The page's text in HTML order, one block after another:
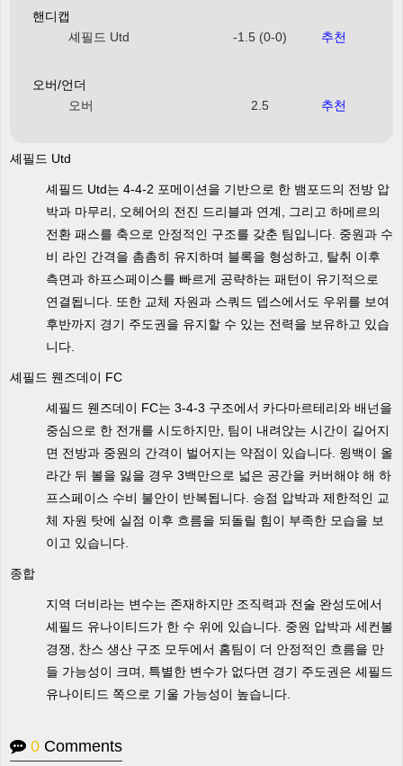
핸디캡
셰필드 Utd
-1.5 (0-0) 추천
오버/언더
오버
2.5 추천
셰필드 Utd
셰필드 Utd는 4-4-2 포메이션을 기반으로 한 뱀포드의 전방 압
박과 마무리, 오헤어의 전진 드리블과 연계, 그리고 하메르의
전환 패스를 축으로 안정적인 구조를 갖춘 팀입니다. 중원과 수
비 라인 간격을 촘촘히 유지하며 블록을 형성하고, 탈취 이후
측면과 하프스페이스를 빠르게 공략하는 패턴이 유기적으로
연결됩니다. 또한 교체 자원과 스쿼드 뎁스에서도 우위를 보여
후반까지 경기 주도권을 유지할 수 있는 전력을 보유하고 있습
니다.
셰필드 웬즈데이 FC
셰필드 웬즈데이 FC는 3-4-3 구조에서 카다마르테리와 배넌을
중심으로 한 전개를 시도하지만, 팀이 내려앉는 시간이 길어지
면 전방과 중원의 간격이 벌어지는 약점이 있습니다. 윙백이 올
라간 뒤 볼을 잃을 경우 3백만으로 넓은 공간을 커버해야 해 하
프스페이스 수비 불안이 반복됩니다. 승점 압박과 제한적인 교
체 자원 탓에 실점 이후 흐름을 되돌릴 힘이 부족한 모습을 보
이고 있습니다.
종합
지역 더비라는 변수는 존재하지만 조직력과 전술 완성도에서
셰필드 유나이티드가 한 수 위에 있습니다. 중원 압박과 세컨볼
경쟁, 찬스 생산 구조 모두에서 홈팀이 더 안정적인 흐름을 만
들 가능성이 크며, 특별한 변수가 없다면 경기 주도권은 셰필드
유나이티드 쪽으로 기울 가능성이 높습니다.
0 Comments